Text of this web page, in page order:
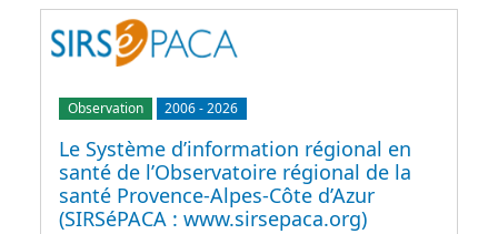
Observation 2006-2026
Le Système d’information régional en
santé de l’Observatoire régional de la
santé Provence-Alpes-Côte d’Azur
(SIRSéPACA : www.sirsepaca.org)